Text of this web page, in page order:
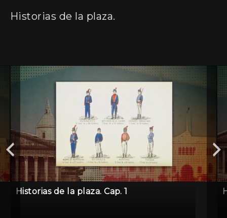
Historias de la plaza.
Historias de la plaza. Cap. 1